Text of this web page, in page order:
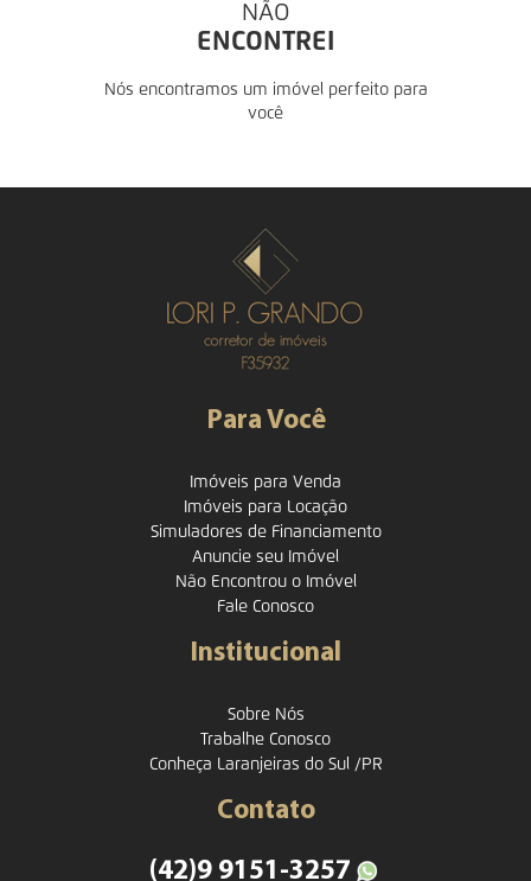
NÃO
ENCONTREI
Nós encontramos um imóvel perfeito para
você
Para Você
Imóveis para Venda
Imóveis para Locação
Simuladores de Financiamento
Anuncie seu Imóvel
Não Encontrou o Imóvel
Fale Conosco
Institucional
Sobre Nós
Trabalhe Conosco
Conheça Laranjeiras do Sul /PR
Contato
(42)9 9151-3257